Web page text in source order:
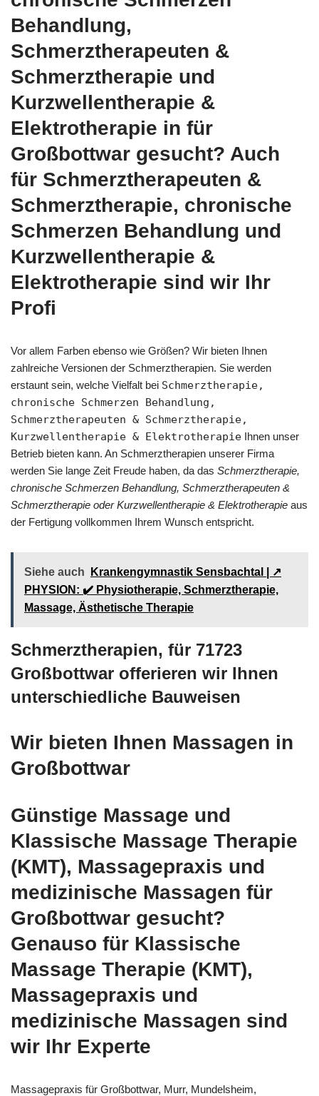
Behandlung,
Schmerztherapeuten &
Schmerztherapie und
Kurzwellentherapie &
Elektrotherapie in für
Großbottwar gesucht? Auch
für Schmerztherapeuten &
Schmerztherapie, chronische
Schmerzen Behandlung und
Kurzwellentherapie &
Elektrotherapie sind wir Ihr
Profi
Vor allem Farben ebenso wie Größen? Wir bieten Ihnen
zahlreiche Versionen der Schmerztherapien. Sie werden
erstaunt sein, welche Vielfalt bei Schmerztherapie,
chronische Schmerzen Behandlung,
Schmerztherapeuten & Schmerztherapie,
Kurzwellentherapie & Elektrotherapie Ihnen unser
Betrieb bieten kann. An Schmerztherapien unserer Firma
werden Sie lange Zeit Freude haben, da das Schmerztherapie,
chronische Schmerzen Behandlung, Schmerztherapeuten &
Schmerztherapie oder Kurzwellentherapie & Elektrotherapie aus
der Fertigung vollkommen Ihrem Wunsch entspricht.
Siehe auch
Krankengymnastik Sensbachtal | ↗️
PHYSION: ✔️ Physiotherapie, Schmerztherapie,
Massage, Ästhetische Therapie
Schmerztherapien, für 71723
Großbottwar offerieren wir Ihnen
unterschiedliche Bauweisen
Wir bieten Ihnen Massagen in
Großbottwar
Günstige Massage und
Klassische Massage Therapie
(KMT), Massagepraxis und
medizinische Massagen für
Großbottwar gesucht?
Genauso für Klassische
Massage Therapie (KMT),
Massagepraxis und
medizinische Massagen sind
wir Ihr Experte
Massagepraxis für Großbottwar, Murr, Mundelsheim,